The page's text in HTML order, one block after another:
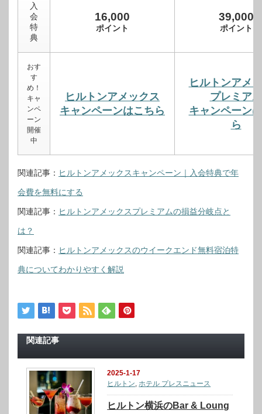
入
会
特
典
16,000
ポイント
39,000
ポイント
おす
す
め！
キャ
ンペ
ーン
開催
中
ヒルトンアメックス
キャンペーンはこちら
ヒルトンアメ
プレミアム
キャンペーン
ら
関連記事： ヒルトンアメックスキャンペーン｜入会特典で年
会費を無料にする
関連記事： ヒルトンアメックスプレミアムの損益分岐点と
は？
関連記事： ヒルトンアメックスのウイークエンド無料宿泊特
典についてわかりやすく解説
関連記事
2025-1-17
ヒルトン ホテル プレスニュース
ヒルトン横浜のBar & Loung